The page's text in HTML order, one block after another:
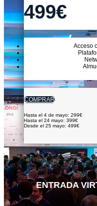
499€
Acceso
COMPRAR
Hasta el 4 de mayo: 299€
Hasta el 24 mayo: 399€
Desde el 25 mayo: 499€
ENTRADA